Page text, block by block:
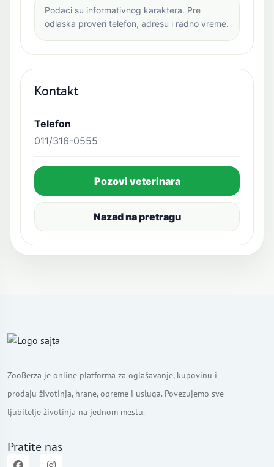
Podaci su informativnog karaktera. Pre
odlaska proveri telefon, adresu i radno vreme.
Kontakt
Telefon
011/316-0555
Pozovi veterinara
Nazad na pretragu
ZooBerza je online platforma za oglašavanje, kupovinu i
prodaju životinja, hrane, opreme i usluga. Povezujemo sve
ljubitelje životinja na jednom mestu.
Pratite nas